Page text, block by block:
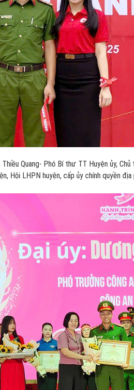
Quang- Phó Bí thư TT Huyện ủy, Chủ
Hội LHPN huyện, cấp ủy chính quyền